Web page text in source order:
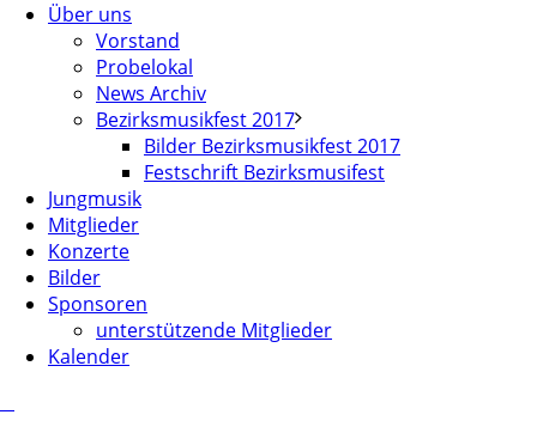
Über uns
Vorstand
Probelokal
News Archiv
Bezirksmusikfest 2017
Bilder Bezirksmusikfest 2017
Festschrift Bezirksmusifest
Jungmusik
Mitglieder
Konzerte
Bilder
Sponsoren
unterstützende Mitglieder
Kalender